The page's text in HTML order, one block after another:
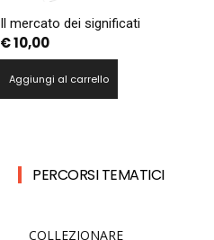
Il mercato dei significati
€10,00
Aggiungi al carrello
PERCORSI TEMATICI
COLLEZIONARE